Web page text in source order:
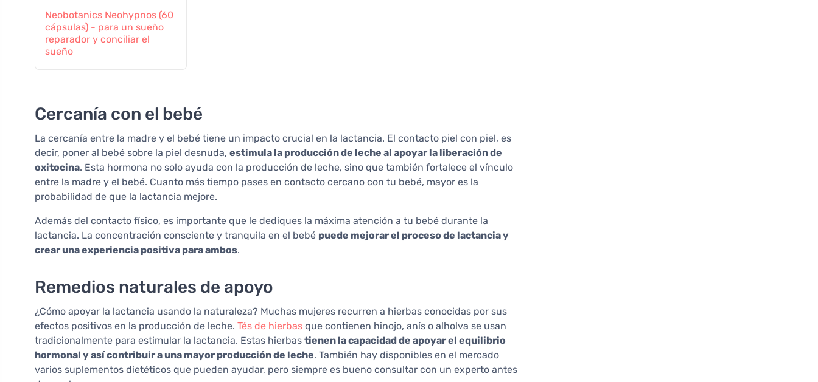
Neobotanics Neohypnos (60
cápsulas) - para un sueño
reparador y conciliar el
sueño
Cercanía con el bebé
La cercanía entre la madre y el bebé tiene un impacto crucial en la lactancia. El contacto piel con piel, es
decir, poner al bebé sobre la piel desnuda, estimula la producción de leche al apoyar la liberación de
oxitocina. Esta hormona no solo ayuda con la producción de leche, sino que también fortalece el vínculo
entre la madre y el bebé. Cuanto más tiempo pases en contacto cercano con tu bebé, mayor es la
probabilidad de que la lactancia mejore.
Además del contacto físico, es importante que le dediques la máxima atención a tu bebé durante la
lactancia. La concentración consciente y tranquila en el bebé puede mejorar el proceso de lactancia y
crear una experiencia positiva para ambos.
Remedios naturales de apoyo
¿Cómo apoyar la lactancia usando la naturaleza? Muchas mujeres recurren a hierbas conocidas por sus
efectos positivos en la producción de leche. Tés de hierbas que contienen hinojo, anís o alholva se usan
tradicionalmente para estimular la lactancia. Estas hierbas tienen la capacidad de apoyar el equilibrio
hormonal y así contribuir a una mayor producción de leche. También hay disponibles en el mercado
varios suplementos dietéticos que pueden ayudar, pero siempre es bueno consultar con un experto antes